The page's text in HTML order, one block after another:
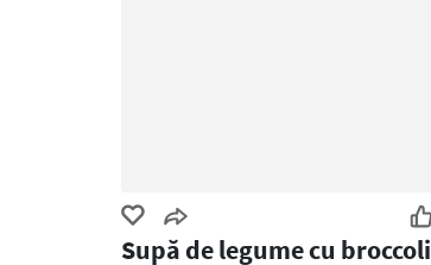
Supă de legume cu broccoli